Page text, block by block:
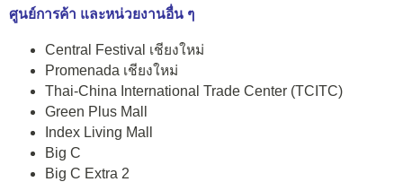
ศูนย์การค้า และหน่วยงานอื่น ๆ
Central Festival เชียงใหม่
Promenada เชียงใหม่
Thai-China International Trade Center (TCITC)
Green Plus Mall
Index Living Mall
Big C
Big C Extra 2